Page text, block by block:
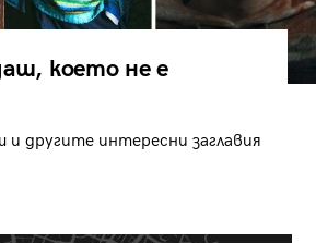
което не е
и другите интересни заглавия